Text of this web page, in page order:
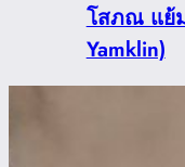
โสภณ แย้
Yamklin)